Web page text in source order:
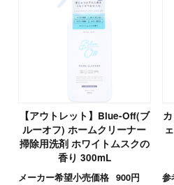
【アウトレット】Blue-Off(ブ
ルーオフ) ホームクリーナー
掃除用洗剤 ホワイトムスクの
香り 300mL
メーカー希望小売価格 900円 参